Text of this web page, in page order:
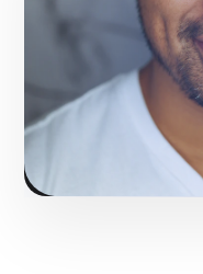
Pré-
Solicitar serviço